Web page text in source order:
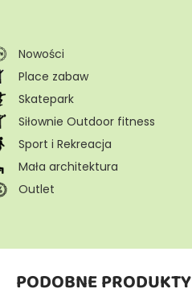
Nowości
Place zabaw
Skatepark
Siłownie Outdoor fitness
Sport i Rekreacja
Mała architektura
Outlet
PODOBNE PRODUKTY